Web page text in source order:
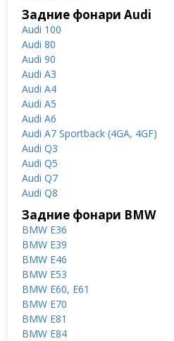
Задние фонари Audi
Audi 100
Audi 80
Audi 90
Audi A3
Audi A4
Audi A5
Audi A6
Audi A7 Sportback (4GA, 4GF)
Audi Q3
Audi Q5
Audi Q7
Audi Q8
Задние фонари BMW
BMW E36
BMW E39
BMW E46
BMW E53
BMW E60, E61
BMW E70
BMW E81
BMW E84